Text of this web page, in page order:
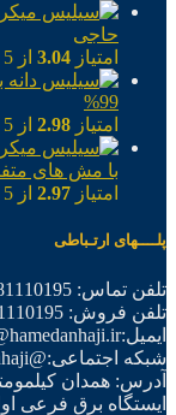
حاجی
امتیاز 3.04 از 5
99%
امتیاز 2.98 از 5
با مش های
امتیاز 2.97 از 5
پلــــهای ارتـباطی
تلفن تماس: 09181110195
تلفن فروش: 09181110195
ایمیل:info@hamedanhaji.ir
شبکه اجتماعی:@hamedanhaji
ایستگاه برق فرعی